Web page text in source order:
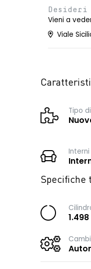
Vieni a
Viale
Tipo
Interni
Specifiche